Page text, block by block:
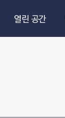
열린 공간